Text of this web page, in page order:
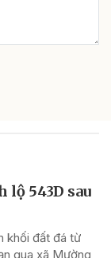
543D sau
khối đất đá từ
qua xã Mường